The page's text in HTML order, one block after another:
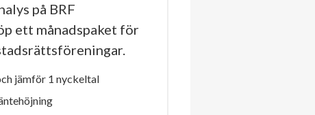
på BRF
ett månadspaket för
jämför 1 nyckeltal